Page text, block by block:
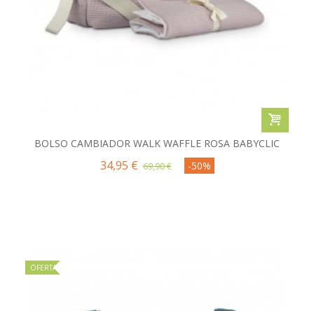
BOLSO CAMBIADOR WALK WAFFLE ROSA BABYCLIC
34,95 € 69,90 € -50%
OFERTA